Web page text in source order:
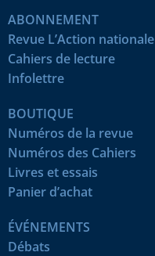
ABONNEMENT
Revue L’Action nationale
Cahiers de lecture
Infolettre
BOUTIQUE
Numéros de la revue
Numéros des Cahiers
Livres et essais
Panier d’achat
ÉVÉNEMENTS
Débats